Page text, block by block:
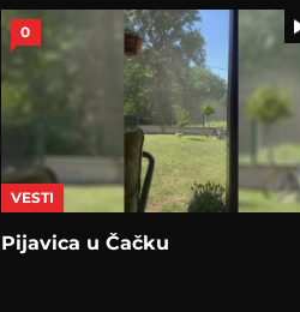
0
VESTI
Pijavica u Čačku